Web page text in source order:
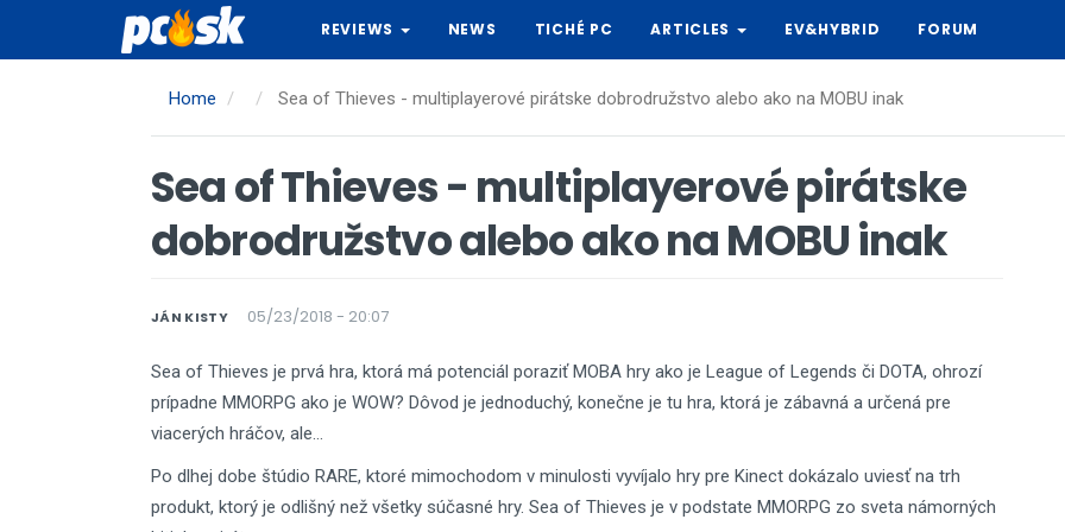
main
REVIEWS NEWS TICHÉ PC ARTICLES EV&HYBRID FORUM
Home Sea of Thieves - multiplayerové pirátske dobrodružstvo alebo ako na MOBU inak
Sea of Thieves - multiplayerové pirátske
dobrodružstvo alebo ako na MOBU inak
JÁN KISTY 05/23/2018 - 20:07
Sea of Thieves je prvá hra, ktorá má potenciál poraziť MOBA hry ako je League of Legends či DOTA, ohrozí
prípadne MMORPG ako je WOW? Dôvod je jednoduchý, konečne je tu hra, ktorá je zábavná a určená pre
viacerých hráčov, ale…
Po dlhej dobe štúdio RARE, ktoré mimochodom v minulosti vyvíjalo hry pre Kinect dokázalo uviesť na trh
produkt, ktorý je odlišný než všetky súčasné hry. Sea of Thieves je v podstate MMORPG zo sveta námorných